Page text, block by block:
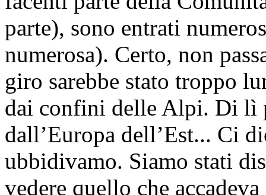
parte), sono entrati
numerosa). Certo, non
giro sarebbe stato troppo
dai confini delle Alpi. Di lì
dall’Europa dell’Est... Ci
ubbidivamo. Siamo stati
vedere quello che